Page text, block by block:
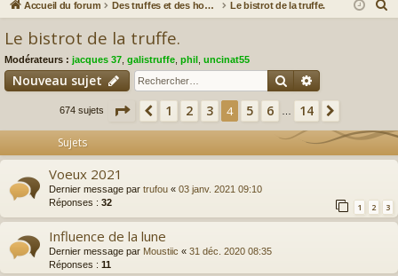
s
Accueil du forum Des truffes et des hommes. Le bistrot de la truffe.
e
Le bistrot de la truffe.
Modérateurs : jacques 37 galistruffe phil uncinat55
Nouveau sujet Rechercher
674 sujets Page 4 sur 14
Précédent
1 2 3 4 5 6 14
Sujets
Voeux 2021
Dernier message par trufou « 03 janv. 2021 09:10
Réponses : 32 1 2 3
Influence de la lune
Dernier message par Moustiic « 31 déc. 2020 08:35
Réponses : 11